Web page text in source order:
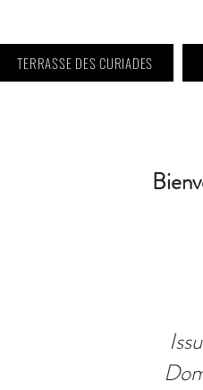
TERRASSE DES CURIADES